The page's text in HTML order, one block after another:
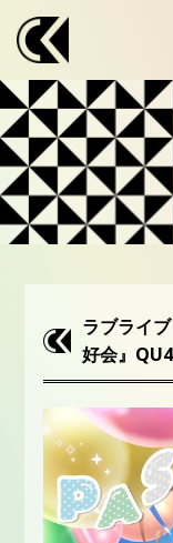
ラブライ
好会』